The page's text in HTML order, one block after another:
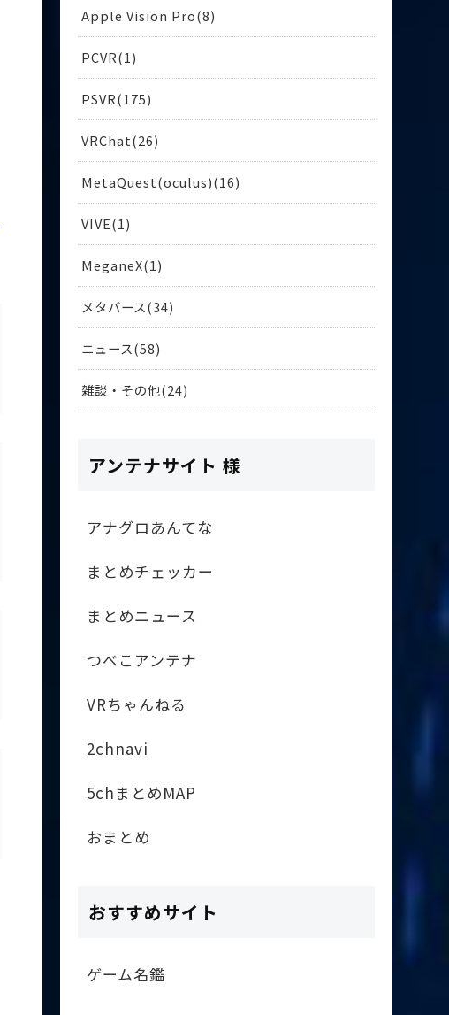
Apple Vision Pro 8
PCVR 1
PSVR 175
VRChat 26
MetaQuest(oculus) 16
VIVE 1
MeganeX 1
メタバース 34
ニュース 58
雑談・その他 24
アンテナサイト 様
アナグロあんてな
まとめチェッカー
まとめニュース
つべこアンテナ
VRちゃんねる
2chnavi
5chまとめMAP
おまとめ
おすすめサイト
ゲーム名鑑